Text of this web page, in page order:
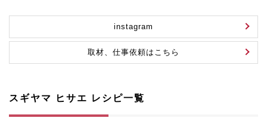
instagram
取材、仕事依頼はこちら
スギヤマ ヒサエ レシピ一覧